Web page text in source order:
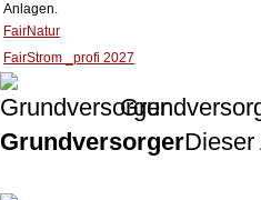
Anlagen.
FairNatur
FairStrom _profi 2027
GrundversorgerDieser